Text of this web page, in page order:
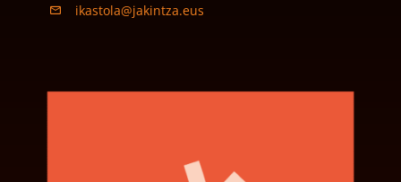
ikastola@jakintza.eus